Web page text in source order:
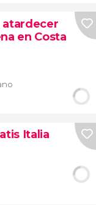
atardecer
en Costa
Italia